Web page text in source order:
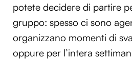
potete decidere di partire
gruppo: spesso ci sono
organizzano momenti di
oppure per l’intera